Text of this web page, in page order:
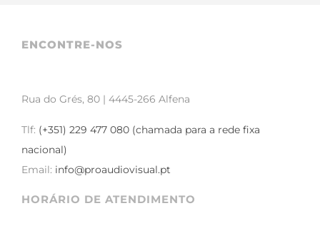
ENCONTRE-NOS
Rua do Grés, 80 | 4445-266 Alfena
Tlf: (+351) 229 477 080 (chamada para a rede fixa
nacional)
Email: info@proaudiovisual.pt
HORÁRIO DE ATENDIMENTO